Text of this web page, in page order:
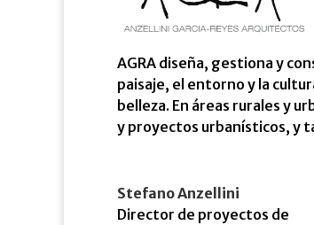
AGRA diseña, gestiona y
paisaje, el entorno y la
belleza. En áreas rurales y
y proyectos urbanísticos, y
Stefano Anzellini
Director de proyectos de